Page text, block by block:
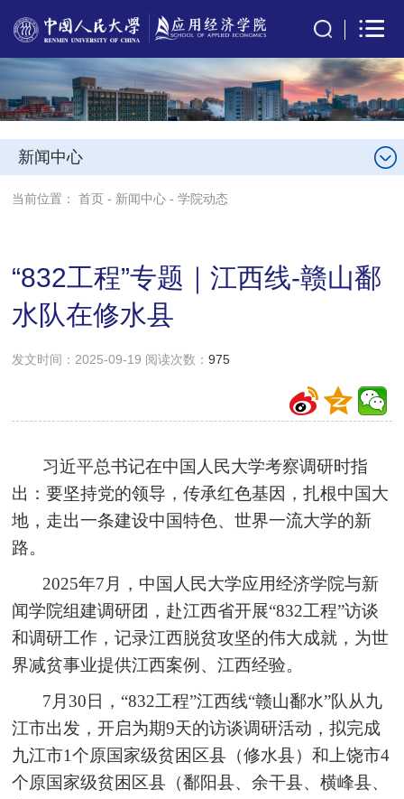
新闻中心
当前位置：首页 - 新闻中心 -学院动态
“832工程”专题｜江西线-赣山鄱
水队在修水县
发文时间：2025-09-19 阅读次数：975
习近平总书记在中国人民大学考察调研时指
出：要坚持党的领导，传承红色基因，扎根中国大
地，走出一条建设中国特色、世界一流大学的新
路。
2025年7月，中国人民大学应用经济学院与新
闻学院组建调研团，赴江西省开展“832工程”访谈
和调研工作，记录江西脱贫攻坚的伟大成就，为世
界减贫事业提供江西案例、江西经验。
7月30日，“832工程”江西线“赣山鄱水”队从九
江市出发，开启为期9天的访谈调研活动，拟完成
九江市1个原国家级贫困区县（修水县）和上饶市4
个原国家级贫困区县（鄱阳县、余干县、横峰县、